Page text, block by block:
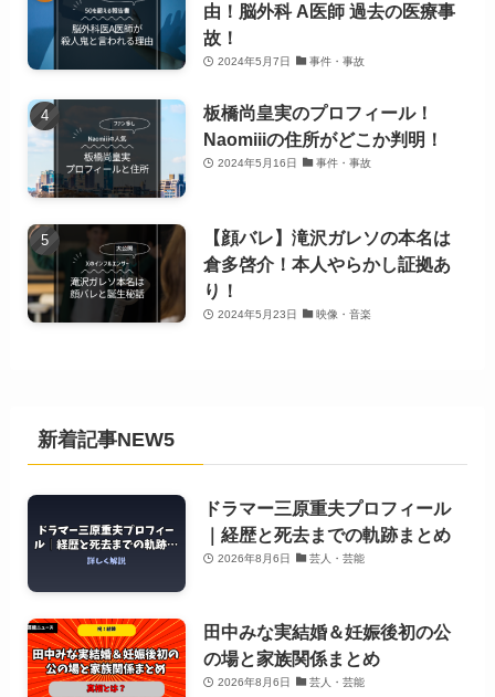
由！脳外科 A医師 過去の医療事
故！
2024年5月7日 事件・事故
板橋尚皇実のプロフィール！
Naomiiiの住所がどこか判明！
2024年5月16日 事件・事故
【顔バレ】滝沢ガレソの本名は
倉多啓介！本人やらかし証拠あ
り！
2024年5月23日 映像・音楽
新着記事NEW5
ドラマー三原重夫プロフィール
｜経歴と死去までの軌跡まとめ
2026年8月6日 芸人・芸能
田中みな実結婚＆妊娠後初の公
の場と家族関係まとめ
2026年8月6日 芸人・芸能